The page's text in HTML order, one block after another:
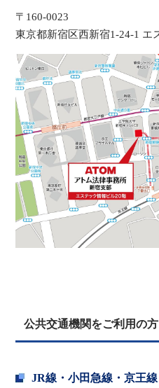
〒160-0023
東京都新宿区西新宿1-24-1 エ
公共交通機関をご利用の方
JR線・小田急線・京王